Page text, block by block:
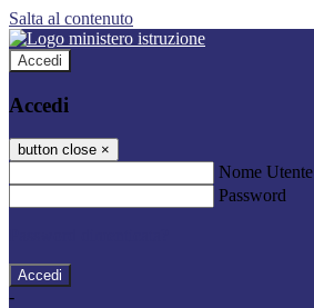
Salta al contenuto
Accedi
Accedi
button close ×
Nome Utente
Password
-